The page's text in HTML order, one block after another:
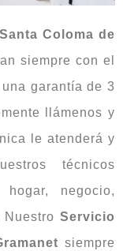
Coloma de
siempre con el
garantía de 3
llámenos y
le atenderá y
técnicos
negocio,
Servicio
siempre